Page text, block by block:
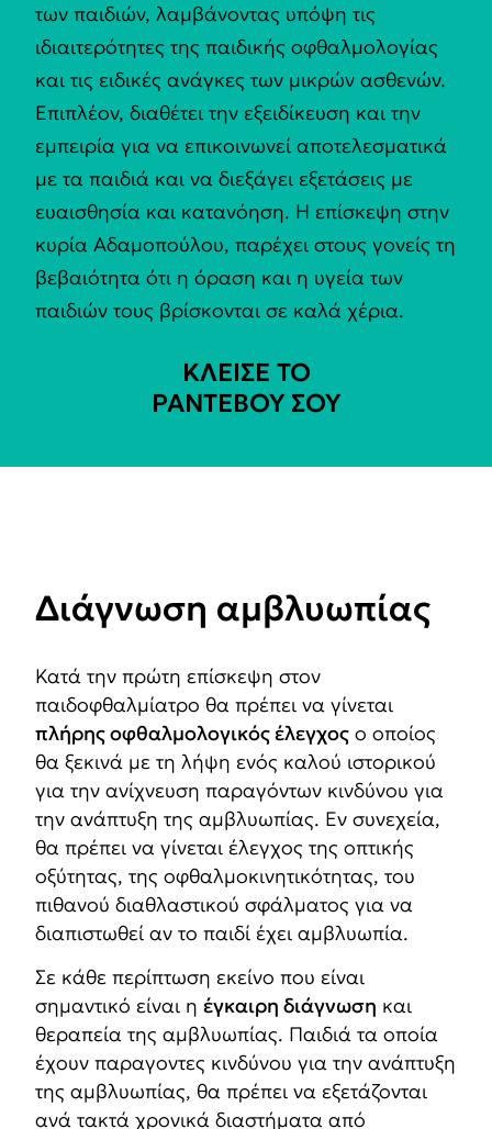
των παιδιών, λαμβάνοντας υπόψη τις
ιδιαιτερότητες της παιδικής οφθαλμολογίας
και τις ειδικές ανάγκες των μικρών ασθενών.
Επιπλέον, διαθέτει την εξειδίκευση και την
εμπειρία για να επικοινωνεί αποτελεσματικά
με τα παιδιά και να διεξάγει εξετάσεις με
ευαισθησία και κατανόηση. Η επίσκεψη στην
κυρία Αδαμοπούλου, παρέχει στους γονείς τη
βεβαιότητα ότι η όραση και η υγεία των
παιδιών τους βρίσκονται σε καλά χέρια.
ΚΛΕΙΣΕ ΤΟ
ΡΑΝΤΕΒΟΥ ΣΟΥ​
Διάγνωση αμβλυωπίας
Κατά την πρώτη επίσκεψη στον
παιδοφθαλμίατρο θα πρέπει να γίνεται
πλήρης οφθαλμολογικός έλεγχος ο οποίος
θα ξεκινά με τη λήψη ενός καλού ιστορικού
για την ανίχνευση παραγόντων κινδύνου για
την ανάπτυξη της αμβλυωπίας. Εν συνεχεία,
θα πρέπει να γίνεται έλεγχος της οπτικής
οξύτητας, της οφθαλμοκινητικότητας, του
πιθανού διαθλαστικού σφάλματος για να
διαπιστωθεί αν το παιδί έχει αμβλυωπία.
Σε κάθε περίπτωση εκείνο που είναι
σημαντικό είναι η έγκαιρη διάγνωση και
θεραπεία της αμβλυωπίας. Παιδιά τα οποία
έχουν παραγοντες κινδύνου για την ανάπτυξη
της αμβλυωπίας, θα πρέπει να εξετάζονται
ανά τακτά χρονικά διαστήματα από